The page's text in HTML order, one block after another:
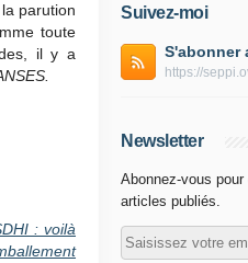
parution
toute
il y a
: voilà
Suivez-moi
S'abonner
https://
Newsletter
Abonnez-vous
articles publiés.